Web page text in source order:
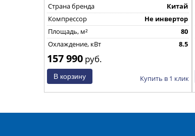
Страна бренда
Китай
Компрессор
Не инвертор
Площадь, м²
80
Охлаждение, кВт
8.5
157 990 руб.
Купить в 1 клик